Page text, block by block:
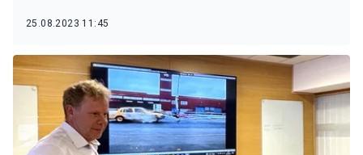
25.08.2023 11:45